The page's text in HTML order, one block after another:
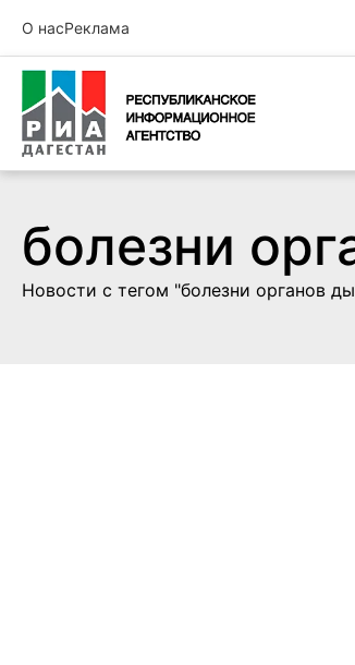
О насРеклама
болезни
Новости с тегом "болезни органов